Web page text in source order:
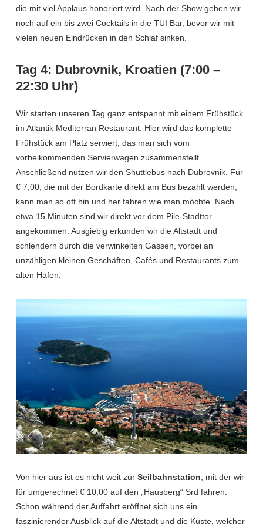
die mit viel Applaus honoriert wird. Nach der Show gehen wir
noch auf ein bis zwei Cocktails in die TUI Bar, bevor wir mit
vielen neuen Eindrücken in den Schlaf sinken.
Tag 4: Dubrovnik, Kroatien (7:00 –
22:30 Uhr)
Wir starten unseren Tag ganz entspannt mit einem Frühstück
im Atlantik Mediterran Restaurant. Hier wird das komplette
Frühstück am Platz serviert, das man sich vom
vorbeikommenden Servierwagen zusammenstellt.
Anschließend nutzen wir den Shuttlebus nach Dubrovnik. Für
€ 7,00, die mit der Bordkarte direkt am Bus bezahlt werden,
kann man so oft hin und her fahren wie man möchte. Nach
etwa 15 Minuten sind wir direkt vor dem Pile-Stadttor
angekommen. Ausgiebig erkunden wir die Altstadt und
schlendern durch die verwinkelten Gassen, vorbei an
unzähligen kleinen Geschäften, Cafés und Restaurants zum
alten Hafen.
Von hier aus ist es nicht weit zur Seilbahnstation, mit der wir
für umgerechnet € 10,00 auf den „Hausberg“ Srd fahren.
Schon während der Auffahrt eröffnet sich uns ein
faszinierender Ausblick auf die Altstadt und die Küste, welcher